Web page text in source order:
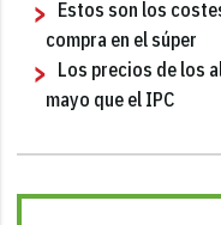
Estos son los
compra en el súper
Los precios de los
mayo que el IPC